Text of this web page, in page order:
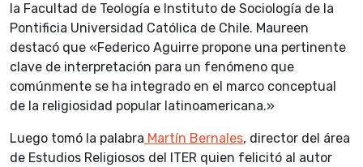
la Facultad de Teología e Instituto de Sociología de la
Pontificia Universidad Católica de Chile. Maureen
destacó que «Federico Aguirre propone una pertinente
clave de interpretación para un fenómeno que
comúnmente se ha integrado en el marco conceptual
de la religiosidad popular latinoamericana.»
Luego tomó la palabra Martín Bernales, director del área
de Estudios Religiosos del ITER quien felicitó al autor